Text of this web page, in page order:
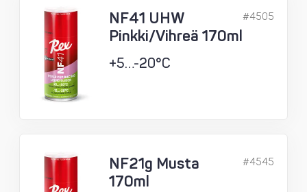
NF41 UHW
Pinkki/Vihreä 170ml
+5…-20°C
#4505
NF21g Musta
170ml
#4545